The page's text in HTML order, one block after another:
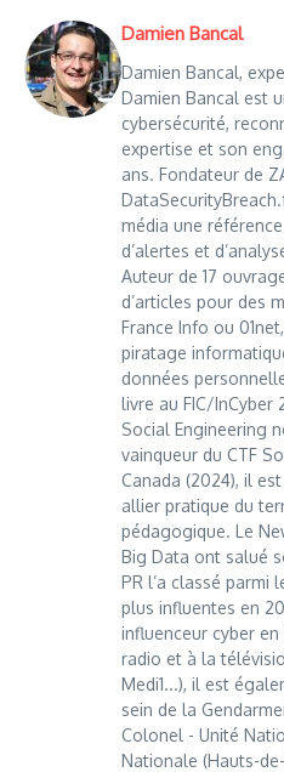
Damien Bancal
Damien Bancal,
Damien Bancal est
cybersécurité,
expertise et son
ans. Fondateur de
média une
d’alertes et
Auteur de 17
d’articles pour des
France Info ou
piratage
données
livre au FIC/InCyber
Social Engineering
vainqueur du CTF
Canada (2024), il
allier pratique du
pédagogique. Le
Big Data ont salué
PR l’a classé parmi
plus influentes en
influenceur cyber
radio et à la
Medi1...), il est
sein de la
Colonel - Unité
Nationale (Hauts-